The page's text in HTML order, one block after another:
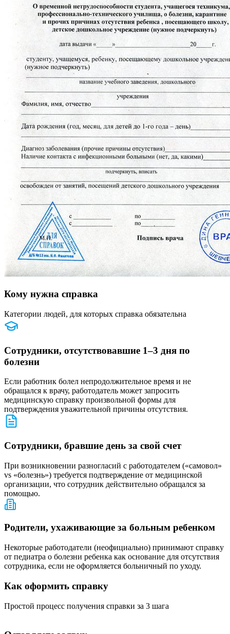
Кому нужна справка
Категории людей, для которых справка обязательна
Сотрудники, отсутствовавшие 1–3 дня по
болезни
Если работник болел непродолжительное время и не
обращался к врачу, работодатель может запросить
медицинскую справку произвольной формы для
подтверждения уважительной причины отсутствия.
Сотрудники, бравшие день за свой счет
При возникновении разногласий с работодателем («самовол»
vs «болезнь») требуется подтверждение от медицинской
организации, что сотрудник действительно обращался за
помощью.
Родители, ухаживающие за больным ребенком
Некоторые работодатели (неофициально) принимают справку
от педиатра о болезни ребенка как основание для отсутствия
сотрудника, если не оформляется больничный по уходу.
Как оформить справку
Простой процесс получения справки за 3 шага